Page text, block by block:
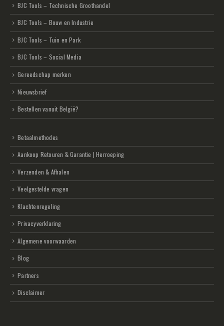
BJC Tools – Technische Groothandel
BJC Tools – Bouw en Industrie
BJC Tools – Tuin en Park
BJC Tools – Social Media
Gereedschap merken
Nieuwsbrief
Bestellen vanuit België?
Betaalmethodes
Aankoop Retouren & Garantie | Herroeping
Verzenden & Afhalen
Veelgestelde vragen
Klachtenregeling
Privacyverklaring
Algemene voorwaarden
Blog
Partners
Disclaimer